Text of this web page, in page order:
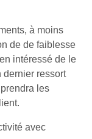
à moins
de de faiblesse
intéressé de le
dernier ressort
les
avec